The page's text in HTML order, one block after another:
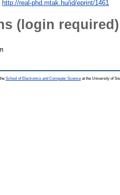
http://real-phd.mtak.hu/id/eprint/1461
(login required)
School of Electronics and Computer Science at the University of